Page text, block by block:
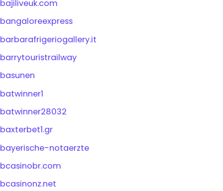
bajiliveuk.com
bangaloreexpress
barbarafrigeriogallery.it
barrytouristrailway
basunen
batwinner1
batwinner28032
baxterbet1.gr
bayerische-notaerzte
bcasinobr.com
bcasinonz.net